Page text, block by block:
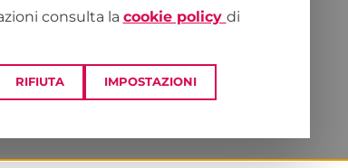
consulta la cookie policy di
RIFIUTA IMPOSTAZIONI